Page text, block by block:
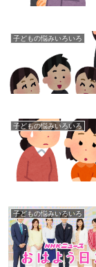
子どもの悩みいろいろ
子どもの悩みいろいろ
子どもの悩みいろいろ